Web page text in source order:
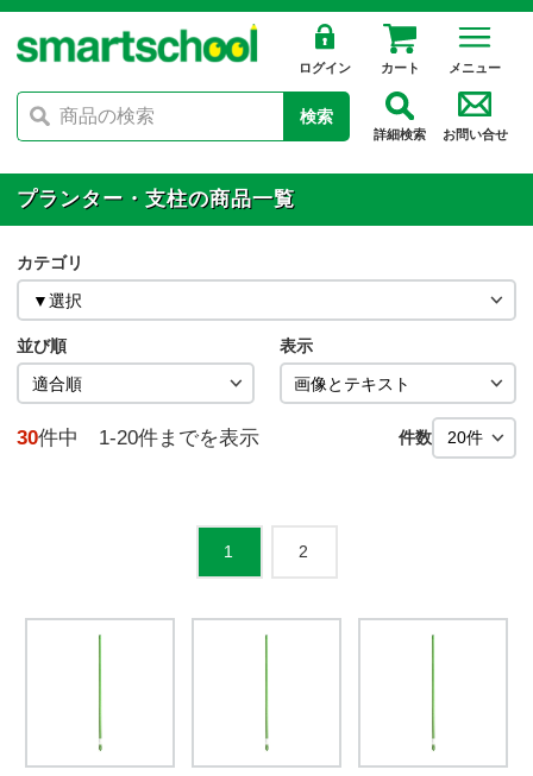
ログイン カート メニュー
検索
詳細検索 お問い合せ
プランター・支柱の商品一覧
カテゴリ
並び順 表示
30件中 1-20件までを表示 件数
1 2